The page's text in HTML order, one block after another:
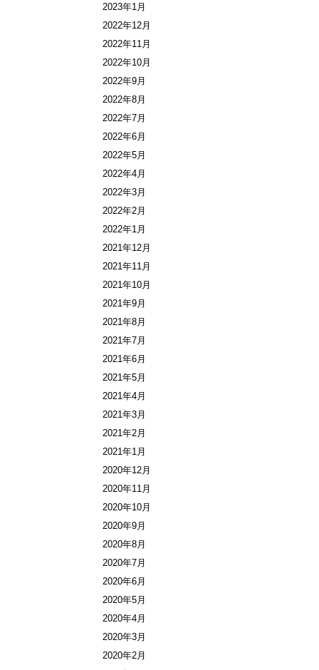
2023年1月
2022年12月
2022年11月
2022年10月
2022年9月
2022年8月
2022年7月
2022年6月
2022年5月
2022年4月
2022年3月
2022年2月
2022年1月
2021年12月
2021年11月
2021年10月
2021年9月
2021年8月
2021年7月
2021年6月
2021年5月
2021年4月
2021年3月
2021年2月
2021年1月
2020年12月
2020年11月
2020年10月
2020年9月
2020年8月
2020年7月
2020年6月
2020年5月
2020年4月
2020年3月
2020年2月